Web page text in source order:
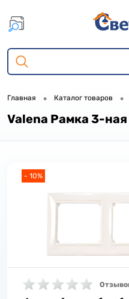
Главная • Каталог товаров •
Valena Рамка 3-
- 10%